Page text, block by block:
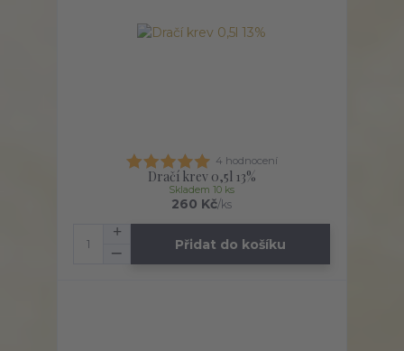
4 hodnocení
Dračí krev 0,5l 13%
260 Kč/ks
Skladem 10 ks
Přidat do košíku